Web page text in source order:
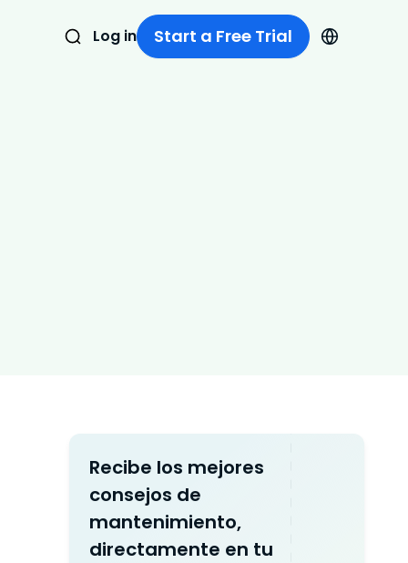
Log in Start a Free Trial
Recibe los mejores
consejos de
mantenimiento,
directamente en tu